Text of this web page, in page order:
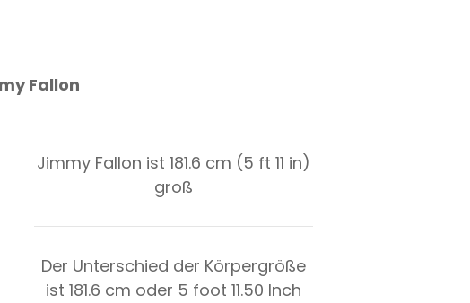
Fallon
Jimmy Fallon ist 181.6 cm (5 ft 11 in)
groß
Der Unterschied der Körpergröße
ist 181.6 cm oder 5 foot 11.50 Inch